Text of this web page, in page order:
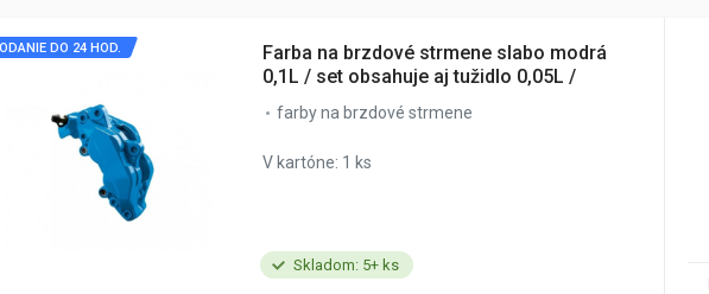
Skladom: 5+ ks
DO 24 HOD.
Farba na brzdové strmene slabo modrá
0,1L / set obsahuje aj tužidlo 0,05L /
farby na brzdové strmene
V kartóne: 1 ks